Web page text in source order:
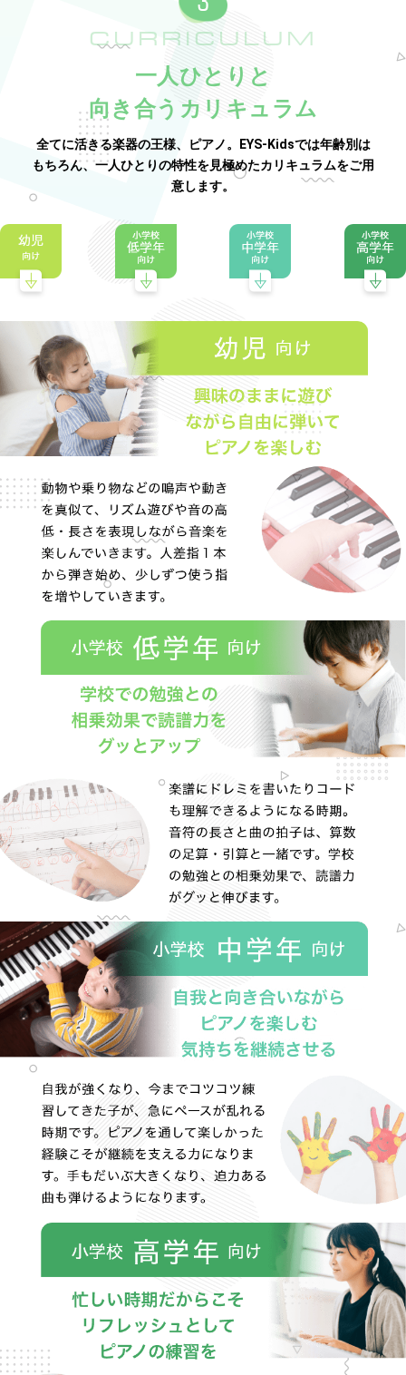
CURRICULUM
一人ひとりと
向き合うカリキュラム
全てに活きる楽器の王様、ピアノ。EYS-Kidsでは年齢別は
もちろん、一人ひとりの特性を見極めたカリキュラムをご用
意します。